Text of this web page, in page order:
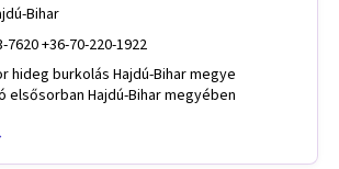
Bihar
7620 +36-70-220-1922
hideg burkolás Hajdú-Bihar megye
elsősorban Hajdú-Bihar megyében